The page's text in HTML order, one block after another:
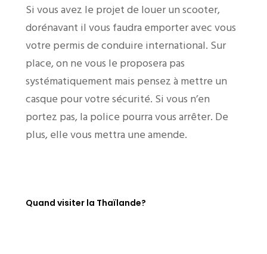
Si vous avez le projet de louer un scooter,
dorénavant il vous faudra emporter avec vous
votre permis de conduire international. Sur
place, on ne vous le proposera pas
systématiquement mais pensez à mettre un
casque pour votre sécurité. Si vous n’en
portez pas, la police pourra vous arrêter. De
plus, elle vous mettra une amende.
Quand visiter la Thaïlande?